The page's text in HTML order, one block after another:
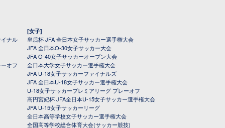
ナル
オフ
[女子]
皇后杯 JFA 全日本女子サッカー選手権大会
JFA 全日本O-30女子サッカー大会
JFA O-40女子サッカーオープン大会
全日本大学女子サッカー選手権大会
JFA U-18女子サッカーファイナルズ
JFA 全日本U-18女子サッカー選手権大会
U-18女子サッカープレミアリーグ プレーオフ
高円宮妃杯 JFA全日本U-15女子サッカー選手権大会
JFA U-15女子サッカーリーグ
全日本高等学校女子サッカー選手権大会
全国高等学校総合体育大会(サッカー競技)